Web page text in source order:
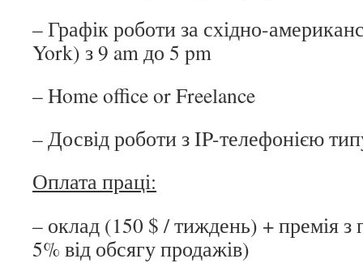
– Графік роботи за східно-
York) з 9 am до 5 pm
– Home office or Freelance
– Досвід роботи з IP-телефонією
Оплата праці:
– оклад (150 $ / тиждень) + премія з
5% від обсягу продажів)